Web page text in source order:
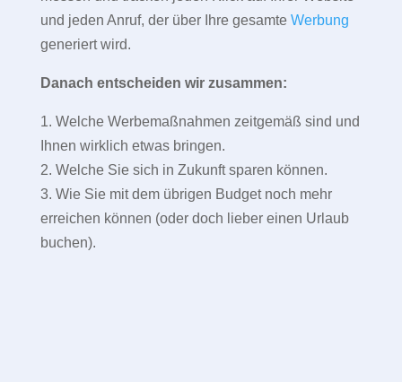
und jeden Anruf, der über Ihre gesamte Werbung
generiert wird.
Danach entscheiden wir zusammen:
1. Welche Werbemaßnahmen zeitgemäß sind und
Ihnen wirklich etwas bringen.
2. Welche Sie sich in Zukunft sparen können.
3. Wie Sie mit dem übrigen Budget noch mehr
erreichen können (oder doch lieber einen Urlaub
buchen).